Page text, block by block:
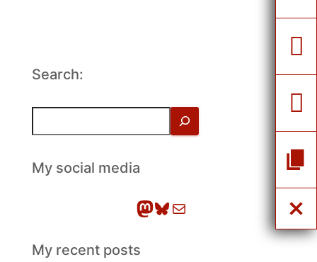
Search:
h
eMy social media
Mastodon Bluesky E-Mail
My recent posts